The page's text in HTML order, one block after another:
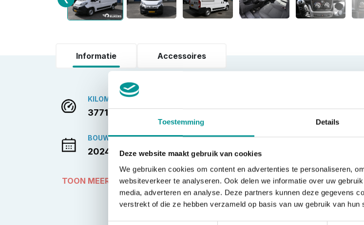
Toestemming Details
Deze website maakt gebruik van cookies
We gebruiken cookies om content en advertenties te personaliseren,
websiteverkeer te analyseren. Ook delen we informatie over uw
media, adverteren en analyse. Deze partners kunnen deze gegevens
verstrekt of die ze hebben verzameld op basis van uw gebruik van hun
Informatie Accessoires
KILOMETERSTAND
37713 Bedrijfswagen
BOUWJAAR
2024-06-01
BTWMARGE
BTW
TOON MEER